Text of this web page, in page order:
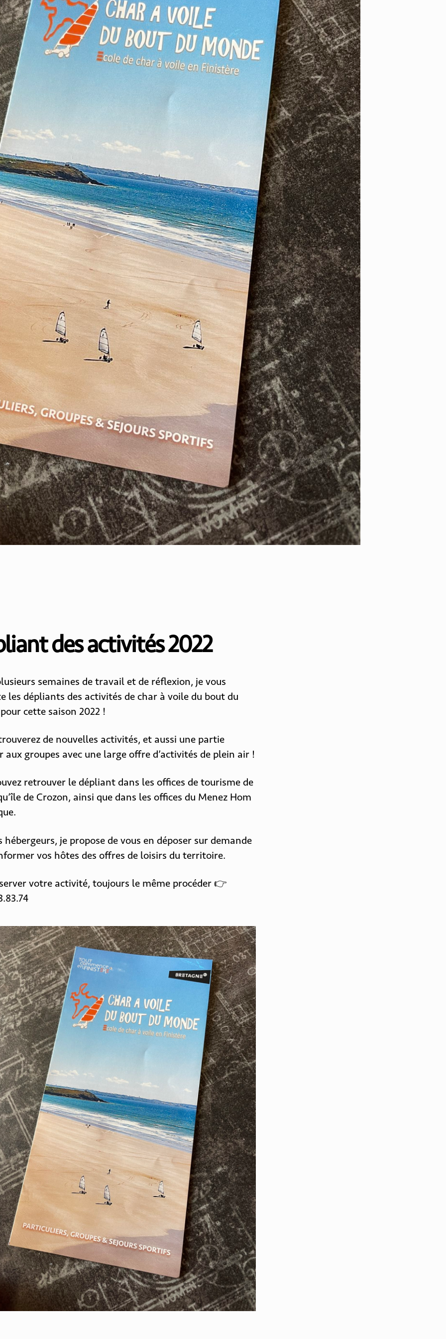
des activités 2022
semaines de travail et de réflexion, je vous
les dépliants des activités de char à voile du bout du
cette saison 2022 !
de nouvelles activités, et aussi une partie
aux groupes avec une large offre d’activités de plein air !
retrouver le dépliant dans les offices de tourisme de
de Crozon, ainsi que dans les offices du Menez Hom
hébergeurs, je propose de vous en déposer sur demande
vos hôtes des offres de loisirs du territoire.
votre activité, toujours le même procéder 👉